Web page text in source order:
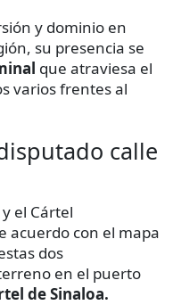
y dominio en
su presencia se
que atraviesa el
varios frentes al
calle
el Cártel
acuerdo con el mapa
dos
en el puerto
de Sinaloa.